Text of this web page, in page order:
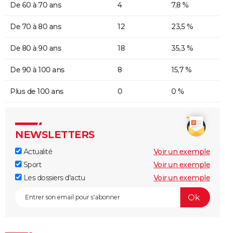
De 60 à 70 ans 4 7,8 %
De 70 à 80 ans 12 23,5 %
De 80 à 90 ans 18 35,3 %
De 90 à 100 ans 8 15,7 %
Plus de 100 ans 0 0 %
NEWSLETTERS
Actualité
Voir un exemple
Sport
Voir un exemple
Les dossiers d'actu
Voir un exemple